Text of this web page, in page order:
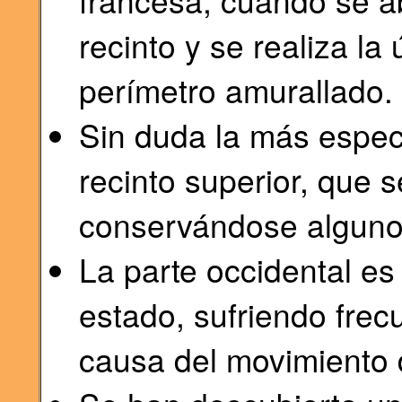
recinto y se realiza la
perímetro amurallado.
Sin duda la más
recinto superior, que
conservándose
La parte occidental
estado, sufriendo
causa del movimiento